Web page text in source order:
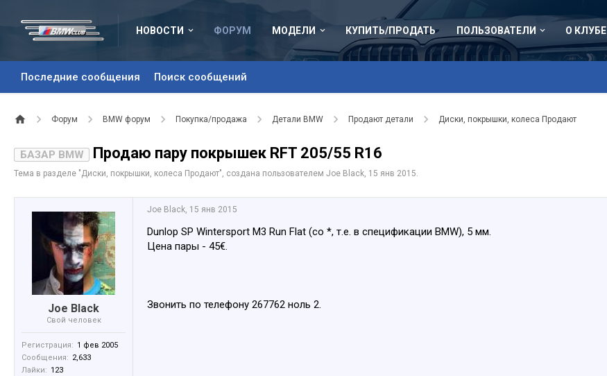
НОВОСТИ ФОРУМ
Последние сообщения Поиск сообщений
МОДЕЛИ КУПИТЬ/ПРОДАТЬ ПОЛЬЗОВАТЕЛИ О КЛУБЕ
Форум BMW форум Покупка/продажа Детали BMW Продают детали Диски, покрышки, колеса Продают
БАЗАР BMW Продаю пару покрышек RFT 205/55 R16
Тема в разделе "Диски, покрышки, колеса Продают", создана пользователем Joe Black, 15 янв 2015.
Joe Black
Свой человек
Регистрация: 1 фев 2005
Сообщения: 2,633
Лайки: 123
Joe Black, 15 янв 2015
Dunlop SP Wintersport M3 Run Flat (со *, т.е. в спецификации BMW), 5 мм.
Цена пары - 45€.
Звонить по телефону 267762 ноль 2.